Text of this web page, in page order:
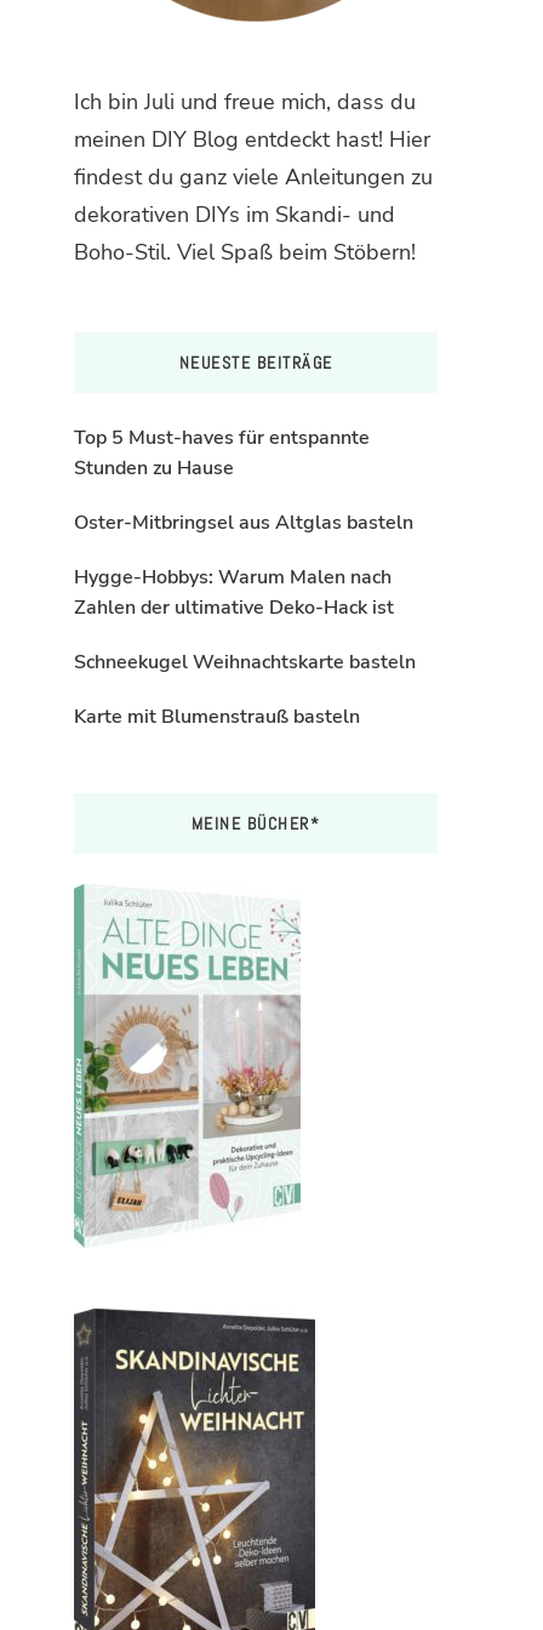
Ich bin Juli und freue mich, dass du
meinen DIY Blog entdeckt hast! Hier
findest du ganz viele Anleitungen zu
dekorativen DIYs im Skandi- und
Boho-Stil. Viel Spaß beim Stöbern!
NEUESTE BEITRÄGE
Top 5 Must-haves für entspannte
Stunden zu Hause
Oster-Mitbringsel aus Altglas basteln
Hygge-Hobbys: Warum Malen nach
Zahlen der ultimative Deko-Hack ist
Schneekugel Weihnachtskarte basteln
Karte mit Blumenstrauß basteln
MEINE BÜCHER*